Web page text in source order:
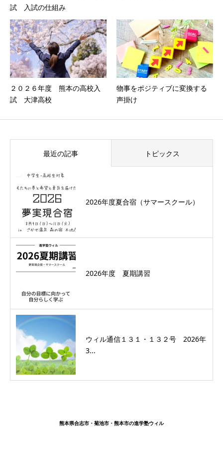
試 入試の仕組み
２０２６年度 熊本の高校入
試 大津高校
物事をポジティブに変換する
声掛け
最近の記事 トピックス
2026年度夏合宿（サマースクール）
2026年度 夏期講習
ウィル通信１３１・１３２号 2026年
3...
熊本県合志市・菊池市・熊本市の進学塾ウィル